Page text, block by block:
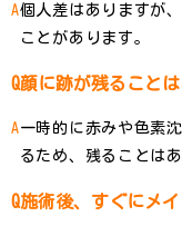
個人差はありますが
ことがあります。
顔に跡が残ること
一時的に赤みや色素
るため、残ることは
施術後、すぐにメ